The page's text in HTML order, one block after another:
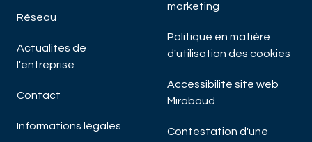
Réseau
Actualités de
l'entreprise
Contact
Informations légales
marketing
Politique en matière
d'utilisation des cookies
Accessibilité site web
Mirabaud
Contestation d'une